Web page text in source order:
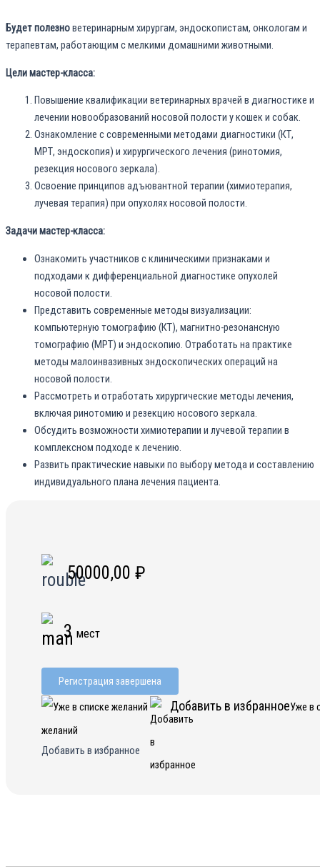
Будет полезноветеринарным хирургам, эндоскопистам, онкологам и
терапевтам, работающим с мелкими домашними животными.
Цели мастер-класса:
Повышение квалификации ветеринарных врачей в диагностике и
лечении новообразований носовой полости у кошек и собак.
Ознакомление с современными методами диагностики (КТ,
МРТ, эндоскопия) и хирургического лечения (ринотомия,
резекция носового зеркала).
Освоение принципов адъювантной терапии (химиотерапия,
лучевая терапия) при опухолях носовой полости.
Задачи мастер-класса:
Ознакомить участников с клиническими признаками и
подходами к дифференциальной диагностике опухолей
носовой полости.
Представить современные методы визуализации:
компьютерную томографию (КТ), магнитно-резонансную
томографию (МРТ) и эндоскопию. Отработать на практике
методы малоинвазивных эндоскопических операций на
носовой полости.
Рассмотреть и отработать хирургические методы лечения,
включая ринотомию и резекцию носового зеркала.
Обсудить возможности химиотерапии и лучевой терапии в
комплексном подходе к лечению.
Развить практические навыки по выбору метода и составлению
индивидуального плана лечения пациента.
50000,00 ₽
3 мест
Регистрация завершена
Добавить в избранноеУже в
желаний
Добавить в избранное